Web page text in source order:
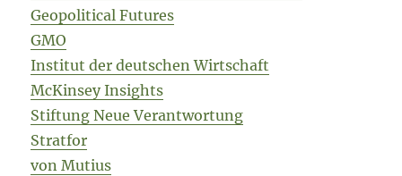
Geopolitical Futures
GMO
Institut der deutschen Wirtschaft
McKinsey Insights
Stiftung Neue Verantwortung
Stratfor
von Mutius